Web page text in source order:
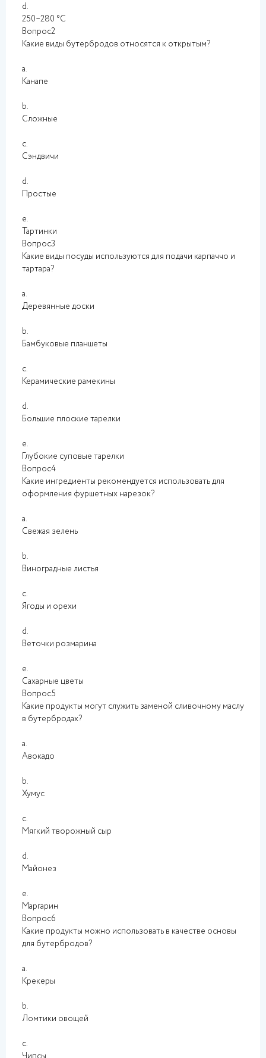
d.
250–280 °C
Вопрос2
Какие виды бутербродов относятся к открытым?
a.
Канапе
b.
Сложные
c.
Сэндвичи
d.
Простые
e.
Тартинки
Вопрос3
Какие виды посуды используются для подачи карпаччо и
тартара?
a.
Деревянные доски
b.
Бамбуковые планшеты
c.
Керамические рамекины
d.
Большие плоские тарелки
e.
Глубокие суповые тарелки
Вопрос4
Какие ингредиенты рекомендуется использовать для
оформления фуршетных нарезок?
a.
Свежая зелень
b.
Виноградные листья
c.
Ягоды и орехи
d.
Веточки розмарина
e.
Сахарные цветы
Вопрос5
Какие продукты могут служить заменой сливочному маслу
в бутербродах?
a.
Авокадо
b.
Хумус
c.
Мягкий творожный сыр
d.
Майонез
e.
Маргарин
Вопрос6
Какие продукты можно использовать в качестве основы
для бутербродов?
a.
Крекеры
b.
Ломтики овощей
c.